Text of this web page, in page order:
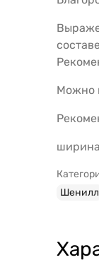
Можно
Шенилл